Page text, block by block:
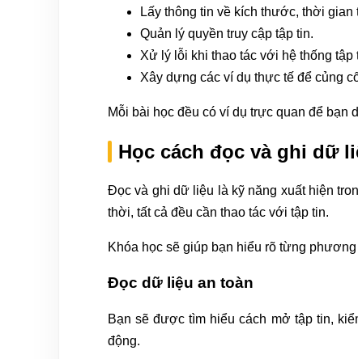
Lấy thông tin về kích thước, thời
Quản lý quyền truy cập tập tin.
Xử lý lỗi khi thao tác với hệ thống tập
Xây dựng các ví dụ thực tế để củng
Mỗi bài học đều có ví dụ trực quan để bạn
Học cách đọc và ghi dữ
Đọc và ghi dữ liệu là kỹ năng xuất hiện
thời, tất cả đều cần thao tác với tập tin.
Khóa học sẽ giúp bạn hiểu rõ từng
Đọc dữ liệu an toàn
Bạn sẽ được tìm hiểu cách mở tập tin,
động.